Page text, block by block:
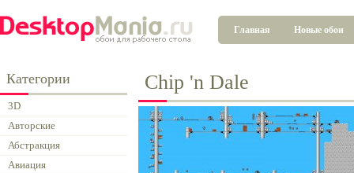
Главная Новые обои
Категории
3D
Авторские
Абстракция
Авиация
Chip 'n Dale